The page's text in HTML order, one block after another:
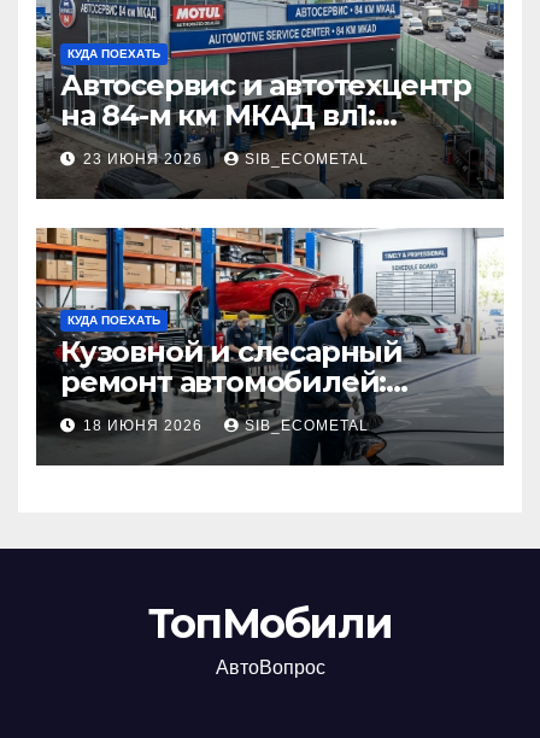
КУДА ПОЕХАТЬ
Автосервис и автотехцентр
на 84-м км МКАД вл1:
описание услуг и режим
работы
23 ИЮНЯ 2026 SIB_ECOMETAL
КУДА ПОЕХАТЬ
Кузовной и слесарный
ремонт автомобилей:
наличие оригинальных
запчастей производителя
и сроки выполнения работ
18 ИЮНЯ 2026 SIB_ECOMETAL
ТопМобили
АвтоВопрос